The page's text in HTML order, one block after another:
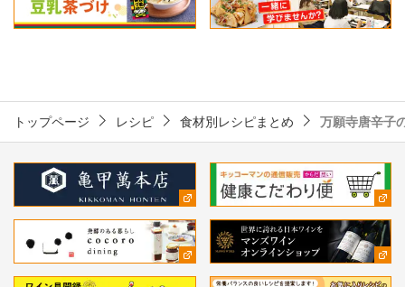
トップページ レシピ 食材別レシピまとめ 万願寺唐辛子